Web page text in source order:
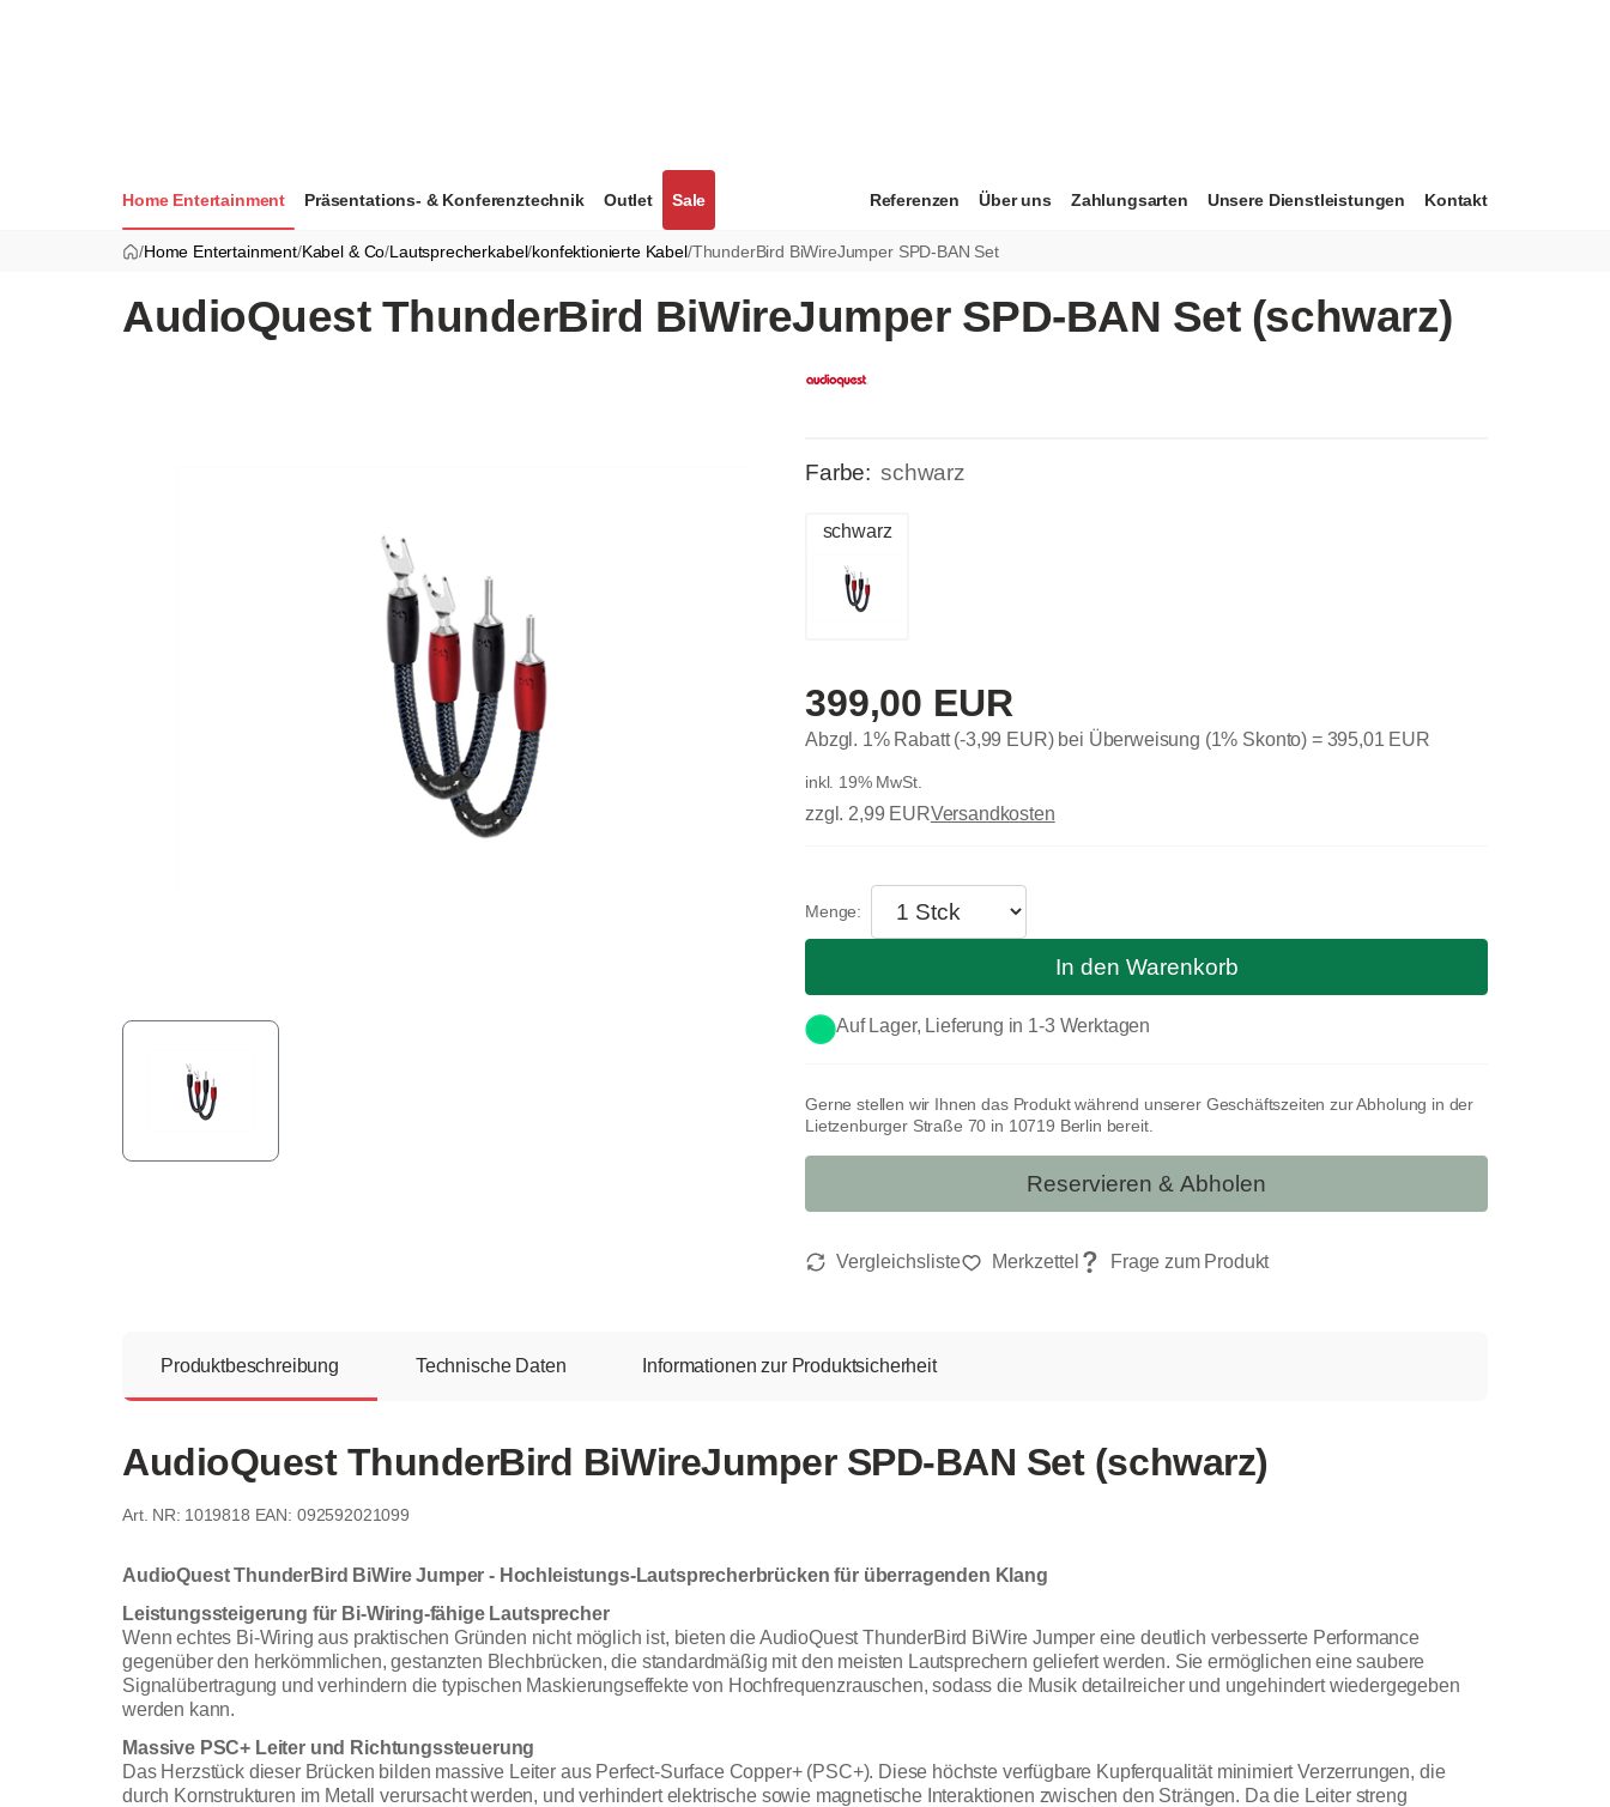
Home Entertainment Präsentations- & Konferenztechnik Outlet Sale Referenzen Über uns Zahlungsarten Unsere Dienstleistungen Kontakt
/Home Entertainment/Kabel & Co/Lautsprecherkabel/konfektionierte Kabel/ThunderBird BiWireJumper SPD-BAN Set
AudioQuest ThunderBird BiWireJumper SPD-BAN Set (schwarz)
Farbe: schwarz
schwarz
399,00 EUR
Abzgl. 1% Rabatt (-3,99 EUR) bei Überweisung (1% Skonto) = 395,01 EUR
inkl. 19% MwSt.
zzgl. 2,99 EURVersandkosten
Gerne stellen wir Ihnen das Produkt während unserer Geschäftszeiten zur Abholung in der
Lietzenburger Straße 70 in 10719 Berlin bereit.
Reservieren & Abholen
Auf Lager, Lieferung in 1-3 Werktagen
In den Warenkorb
Produktbeschreibung Technische Daten Informationen zur Produktsicherheit
AudioQuest ThunderBird BiWireJumper SPD-BAN Set (schwarz)
1019818 EAN: 092592021099
AudioQuest ThunderBird BiWire Jumper - Hochleistungs-Lautsprecherbrücken für überragenden Klang
Leistungssteigerung für Bi-Wiring-fähige Lautsprecher
Wenn echtes Bi-Wiring aus praktischen Gründen nicht möglich ist, bieten die AudioQuest ThunderBird BiWire Jumper eine deutlich verbesserte Performance
gegenüber den herkömmlichen, gestanzten Blechbrücken, die standardmäßig mit den meisten Lautsprechern geliefert werden. Sie ermöglichen eine saubere
Signalübertragung und verhindern die typischen Maskierungseffekte von Hochfrequenzrauschen, sodass die Musik detailreicher und ungehindert wiedergegeben
werden kann.
Massive PSC+ Leiter und Richtungssteuerung
Das Herzstück dieser Brücken bilden massive Leiter aus Perfect-Surface Copper+ (PSC+). Diese höchste verfügbare Kupferqualität minimiert Verzerrungen, die
durch Kornstrukturen im Metall verursacht werden, und verhindert elektrische sowie magnetische Interaktionen zwischen den Strängen. Da die Leiter streng